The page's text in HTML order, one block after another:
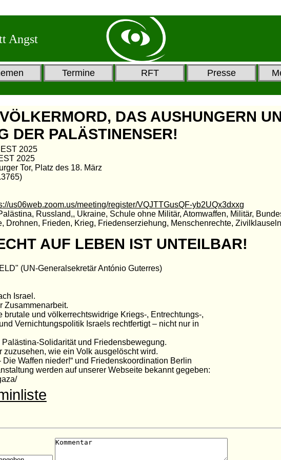
Angst
Termine RFT Presse
DAS AUSHUNGERN
DER PALÄSTINENSER!
2025
2025
Tor, Platz des 18. März
us06web.zoom.us/meeting/register/VQJTTGusQF-yb2UQx3dxxg
Russland,, Ukraine, Schule ohne Militär, Atomwaffen, Militär,
Drohnen, Frieden, Krieg, Friedenserziehung, Menschenrechte,
AUF LEBEN IST UNTEILBAR!
(UN-Generalsekretär António Guterres)
Israel.
Zusammenarbeit.
brutale und völkerrechtswidrige Kriegs-, Entrechtungs-,
Vernichtungspolitik Israels rechtfertigt – nicht nur in
Solidarität und Friedensbewegung.
zuzusehen, wie ein Volk ausgelöscht wird.
Die Waffen nieder!“ und Friedenskoordination Berlin
werden auf unserer Webseite bekannt gegeben: